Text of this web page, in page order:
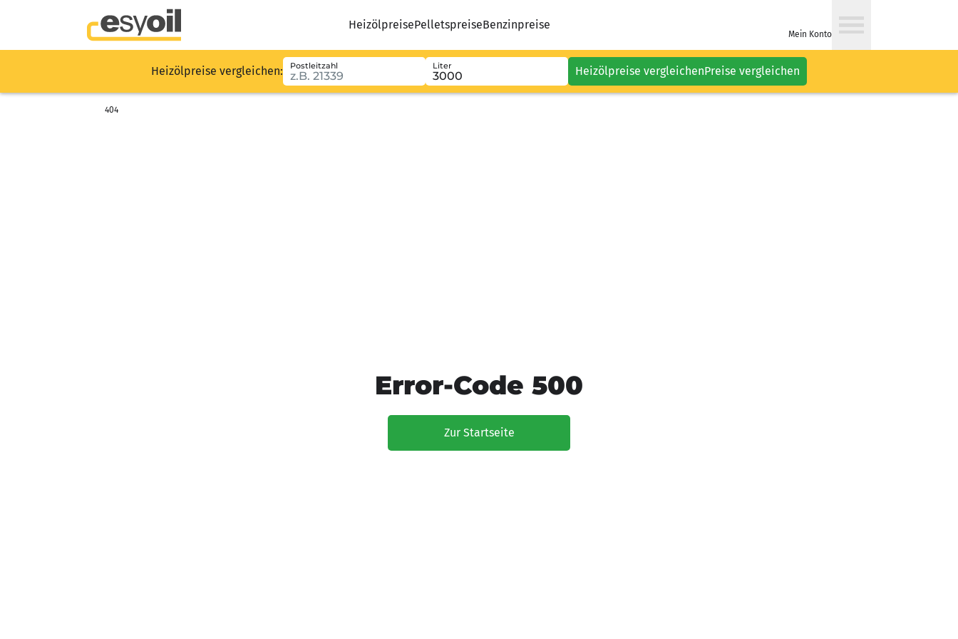
HeizölpreisePelletspreiseBenzinpreise
Mein Konto
Heizölpreise vergleichen: Postleitzahl Liter Heizölpreise vergleichenPreise vergleichen
404
Error-Code 500
Zur Startseite